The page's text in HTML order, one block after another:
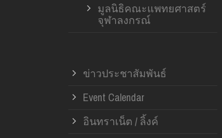
มูลนิธิคณะแพทยศาสตร์
จุฬาลงกรณ์
ข่าวประชาสัมพันธ์
Event Calendar
อินทราเน็ต / ลิ้งค์